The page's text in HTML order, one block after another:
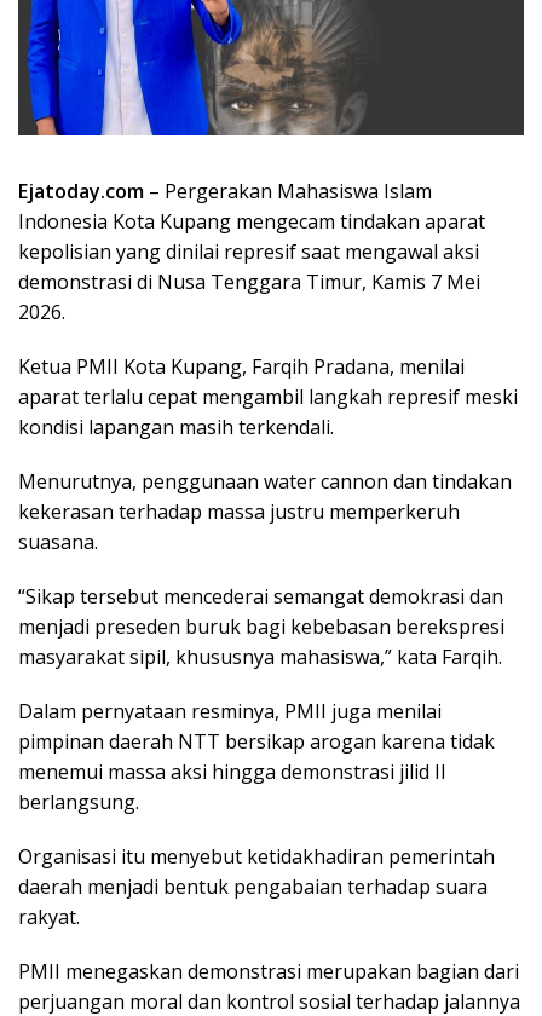
Ejatoday.com – Pergerakan Mahasiswa Islam
Indonesia Kota Kupang mengecam tindakan aparat
kepolisian yang dinilai represif saat mengawal aksi
demonstrasi di Nusa Tenggara Timur, Kamis 7 Mei
2026.
Ketua PMII Kota Kupang, Farqih Pradana, menilai
aparat terlalu cepat mengambil langkah represif meski
kondisi lapangan masih terkendali.
Menurutnya, penggunaan water cannon dan tindakan
kekerasan terhadap massa justru memperkeruh
suasana.
“Sikap tersebut mencederai semangat demokrasi dan
menjadi preseden buruk bagi kebebasan berekspresi
masyarakat sipil, khususnya mahasiswa,” kata Farqih.
Dalam pernyataan resminya, PMII juga menilai
pimpinan daerah NTT bersikap arogan karena tidak
menemui massa aksi hingga demonstrasi jilid II
berlangsung.
Organisasi itu menyebut ketidakhadiran pemerintah
daerah menjadi bentuk pengabaian terhadap suara
rakyat.
PMII menegaskan demonstrasi merupakan bagian dari
perjuangan moral dan kontrol sosial terhadap jalannya